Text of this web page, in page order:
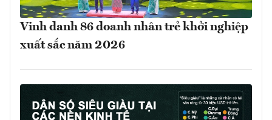
Vinh danh 86 doanh nhân trẻ khởi nghiệp
xuất sắc năm 2026